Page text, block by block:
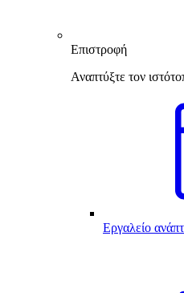
Επιστροφή
Αναπτύξτε τον
Εργαλείο